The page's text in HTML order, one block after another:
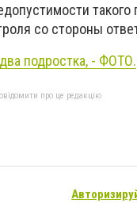
такого
со стороны
подростка, - ФОТО.
про це редакцію